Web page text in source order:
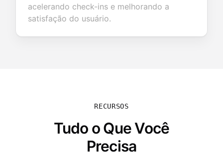
acelerando check-ins e melhorando a
satisfação do usuário.
RECURSOS
Tudo o Que Você
Precisa